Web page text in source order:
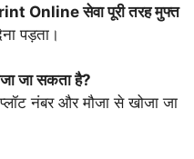
Online सेवा पूरी तरह मुफ्त
पड़ता।
जा सकता है?
नंबर और मौजा से खोजा जा